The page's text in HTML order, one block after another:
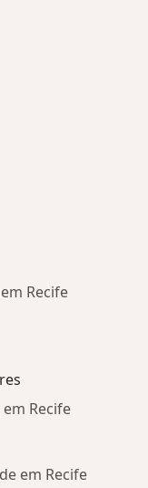
Recife
Recife
em Recife